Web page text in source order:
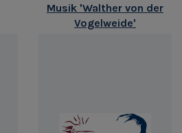
Musik 'Walther von der
Vogelweide'